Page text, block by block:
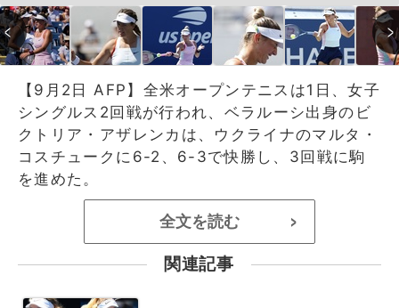
【9月2日 AFP】全米オープンテニスは1日、女子
シングルス2回戦が行われ、ベラルーシ出身のビ
クトリア・アザレンカは、ウクライナのマルタ・
コスチュークに6-2、6-3で快勝し、3回戦に駒
を進めた。
全文を読む >
関連記事